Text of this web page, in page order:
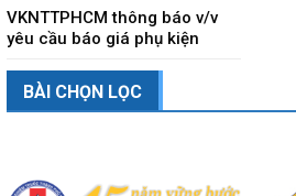
VKNTTPHCM thông báo v/v
yêu cầu báo giá phụ kiện
BÀI CHỌN LỌC